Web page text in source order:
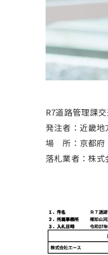
R7道路管理課
発注者：近畿
場 所：京都府
落札業者：株式